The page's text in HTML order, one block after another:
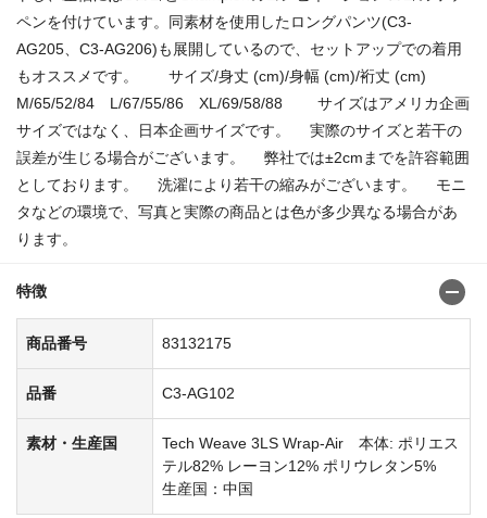
ペンを付けています。同素材を使用したロングパンツ(C3-
AG205、C3-AG206)も展開しているので、セットアップでの着用
もオススメです。 サイズ/身丈 (cm)/身幅 (cm)/裄丈 (cm)
M/65/52/84 L/67/55/86 XL/69/58/88 サイズはアメリカ企画
サイズではなく、日本企画サイズです。 実際のサイズと若干の
誤差が生じる場合がございます。 弊社では±2cmまでを許容範囲
としております。 洗濯により若干の縮みがございます。 モニ
タなどの環境で、写真と実際の商品とは色が多少異なる場合があ
ります。
特徴
商品番号 83132175
品番 C3-AG102
素材・生産国
Tech Weave 3LS Wrap-Air 本体: ポリエス
テル82% レーヨン12% ポリウレタン5%
生産国：中国